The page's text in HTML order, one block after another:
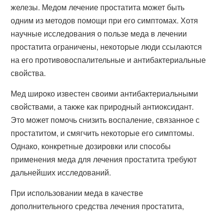
железы. Медом лечение простатита может быть
одним из методов помощи при его симптомах. Хотя
научные исследования о пользе меда в лечении
простатита ограничены, некоторые люди ссылаются
на его противовоспалительные и антибактериальные
свойства.
Мед широко известен своими антибактериальными
свойствами, а также как природный антиоксидант.
Это может помочь снизить воспаление, связанное с
простатитом, и смягчить некоторые его симптомы.
Однако, конкретные дозировки или способы
применения меда для лечения простатита требуют
дальнейших исследований.
При использовании меда в качестве
дополнительного средства лечения простатита,